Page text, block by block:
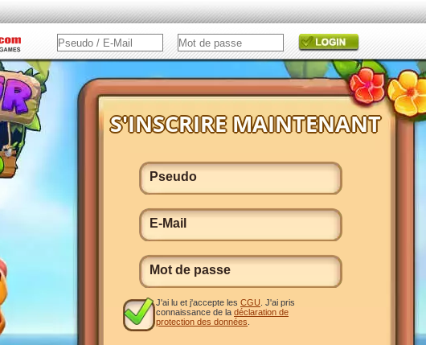
J'ai lu et j'accepte les CGU . J'ai pris
connaissance de la déclaration de
protection des données